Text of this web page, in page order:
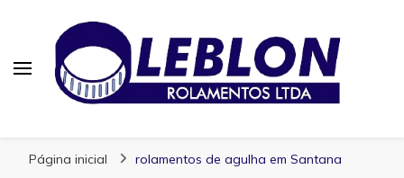
Página inicial rolamentos de agulha em Santana